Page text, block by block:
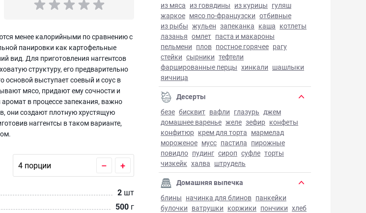
менее калорийными по сравнению с
панировки как картофельные
вид. Для приготовления наггентсов
структуру, его предварительно
основой выступает соевый и соус в
мясо, придают ему сочности и
в процессе запекания, важно
они создают плотную хрустящую
наггентсы в таком варианте,
– +
2 шт
500 г
из мяса из говядины из курицы гуляш
жаркое мясо по-французски отбивные
из рыбы жульен запеканка каша котлеты
лазанья омлет паста и макароны
пельмени плов постное горячее рагу
стейки сырники тефтели
фаршированные перцы хинкали шашлыки
яичница
Десерты
безе бисквит вафли глазурь джем
домашнее варенье желе зефир конфеты
конфитюр крем для торта мармелад
мороженое мусс пастила пирожные
повидло пудинг сироп суфле торты
чизкейк халва штрудель
Домашняя выпечка
блины начинка для блинов панкейки
булочки ватрушки коржики пончики хлеб